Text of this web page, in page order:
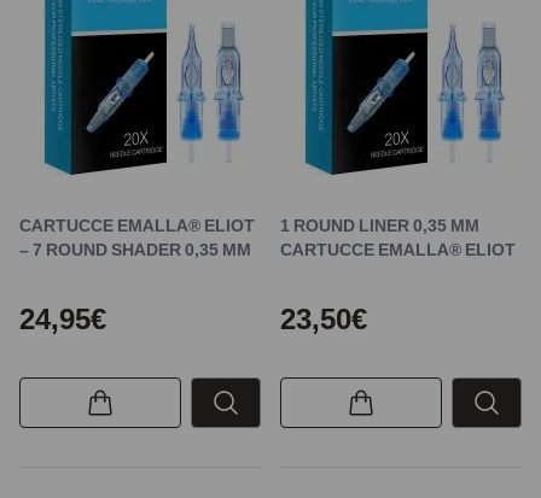
CARTUCCE EMALLA® ELIOT
– 7 ROUND SHADER 0,35 MM
24,95€
1 ROUND LINER 0,35 MM
CARTUCCE EMALLA® ELIOT
23,50€